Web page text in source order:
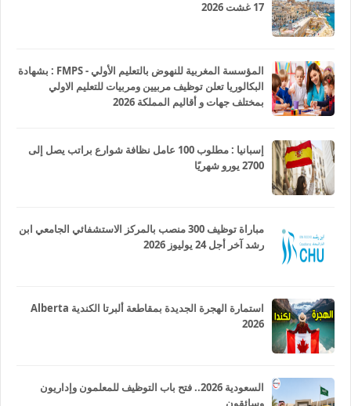
17 غشت 2026
المؤسسة المغربية للنهوض بالتعليم الأولي - FMPS : بشهادة
البكالوريا تعلن توظيف مربيين ومربيات للتعليم الاولي
بمختلف جهات و أقاليم المملكة 2026
إسبانيا : مطلوب 100 عامل نظافة شوارع براتب يصل إلى
2700 يورو شهريًا
مباراة توظيف 300 منصب بالمركز الاستشفائي الجامعي ابن
رشد آخر أجل 24 يوليوز 2026
استمارة الهجرة الجديدة بمقاطعة ألبرتا الكندية Alberta
2026
السعودية 2026.. فتح باب التوظيف للمعلمون وإداريون
وسائقون